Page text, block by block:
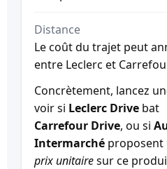
Distance
Le coût du trajet peut
entre Leclerc et
Concrètement, lancez
voir si Leclerc Drive bat
Carrefour Drive, ou si
Intermarché proposent
prix unitairesur ce